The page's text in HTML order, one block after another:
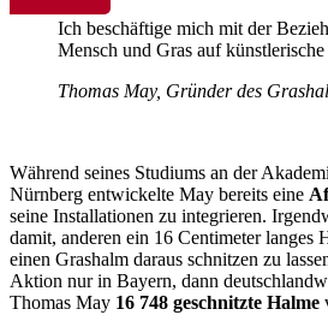
Ich beschäftige mich mit der
Mensch und Gras auf künstlerische
Thomas May, Gründer des
Während seines Studiums an der
Nürnberg entwickelte May bereits eine
seine Installationen zu integrieren.
damit, anderen ein 16 Centimeter langes
einen Grashalm daraus schnitzen zu
Aktion nur in Bayern, dann
Thomas May 16 748 geschnitzte Halme